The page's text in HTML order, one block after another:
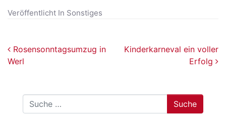
Veröffentlicht In Sonstiges
Beitragsnavigation
Rosensonntagsumzug in
Werl
Kinderkarneval ein voller
Erfolg
Suche